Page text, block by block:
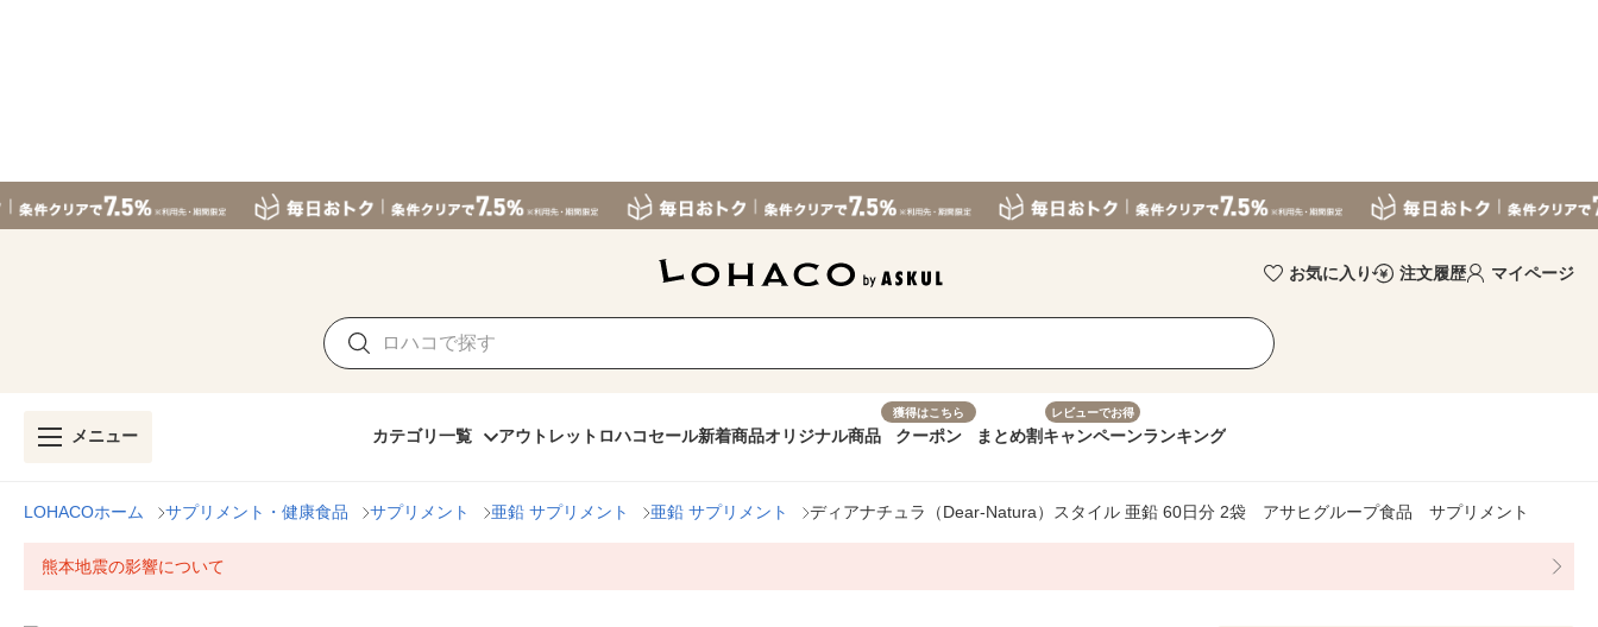
お気に入り 注文履歴 マイページ
メニュー カテゴリ一覧 アウトレット ロハコセール新着商品オリジナル商品
獲得はこちら
クーポン まとめ割
レビューでお得
キャンペーンランキング
LOHACOホーム サプリメント・健康食品 サプリメント 亜鉛 サプリメント 亜鉛 サプリメント ディアナチュラ（Dear-Natura）スタイル 亜鉛 60日分 2袋 アサヒグループ食品 サプリメント
熊本地震の影響について